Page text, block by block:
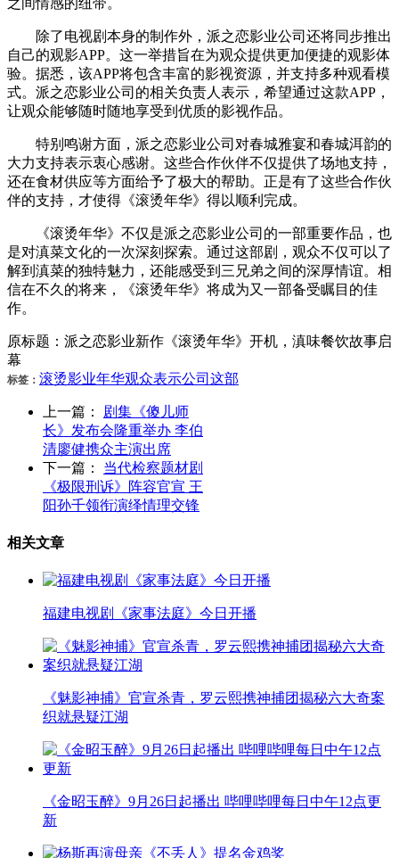
除了电视剧本身的制作外，派之恋影业公司还将同步推出
自己的观影APP。这一举措旨在为观众提供更加便捷的观影体
验。据悉，该APP将包含丰富的影视资源，并支持多种观看模
式。派之恋影业公司的相关负责人表示，希望通过这款APP，
让观众能够随时随地享受到优质的影视作品。
特别鸣谢方面，派之恋影业公司对春城雅宴和春城洱韵的
大力支持表示衷心感谢。这些合作伙伴不仅提供了场地支持，
还在食材供应等方面给予了极大的帮助。正是有了这些合作伙
伴的支持，才使得《滚烫年华》得以顺利完成。
《滚烫年华》不仅是派之恋影业公司的一部重要作品，也
是对滇菜文化的一次深刻探索。通过这部剧，观众不仅可以了
解到滇菜的独特魅力，还能感受到三兄弟之间的深厚情谊。相
信在不久的将来，《滚烫年华》将成为又一部备受瞩目的佳
作。
原标题：派之恋影业新作《滚烫年华》开机，滇味餐饮故事启
幕
标签： 滚烫影业年华观众表示公司 这部
上一篇：
剧集《傻儿师
长》发布会隆重举办 李伯
清廖健携众主演出席
下一篇：
当代检察题材剧
《极限刑诉》阵容官宣 王
阳孙千领衔演绎情理交锋
相关文章
福建电视剧《家事法庭》今日开播
《魅影神捕》官宣杀青，罗云熙携神捕团揭秘六大奇案
织就悬疑江湖
《金昭玉醉》9月26日起播出 哔哩哔哩每日中午12点更
新